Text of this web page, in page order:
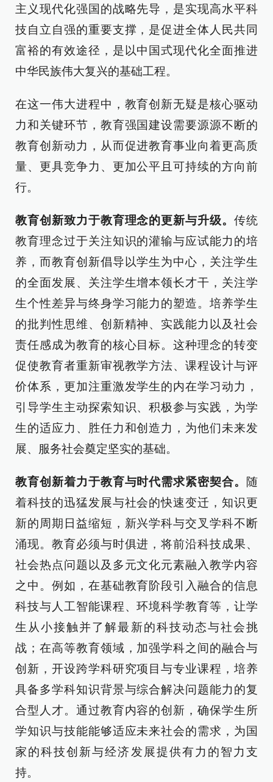
主义现代化强国的战略先导，是实现高水平科
技自立自强的重要支撑，是促进全体人民共同
富裕的有效途径，是以中国式现代化全面推进
中华民族伟大复兴的基础工程。
在这一伟大进程中，教育创新无疑是核心驱动
力和关键环节，教育强国建设需要源源不断的
教育创新动力，从而促进教育事业向着更高质
量、更具竞争力、更加公平且可持续的方向前
行。
教育创新致力于教育理念的更新与升级。传统
教育理念过于关注知识的灌输与应试能力的培
养，而教育创新倡导以学生为中心，关注学生
的全面发展、关注学生增本领长才干，关注学
生个性差异与终身学习能力的塑造。培养学生
的批判性思维、创新精神、实践能力以及社会
责任感成为教育的核心目标。这种理念的转变
促使教育者重新审视教学方法、课程设计与评
价体系，更加注重激发学生的内在学习动力，
引导学生主动探索知识、积极参与实践，为学
生的适应力、胜任力和创造力，为他们未来发
展、服务社会奠定坚实的基础。
教育创新着力于教育与时代需求紧密契合。 随
着科技的迅猛发展与社会的快速变迁，知识更
新的周期日益缩短，新兴学科与交叉学科不断
涌现。教育必须与时俱进，将前沿科技成果、
社会热点问题以及多元文化元素融入教学内容
之中。例如，在基础教育阶段引入融合的信息
科技与人工智能课程、环境科学教育等，让学
生从小接触并了解最新的科技动态与社会挑
战；在高等教育领域，加强学科之间的融合与
创新，开设跨学科研究项目与专业课程，培养
具备多学科知识背景与综合解决问题能力的复
合型人才。通过教育内容的创新，确保学生所
学知识与技能能够适应未来社会的需求，为国
家的科技创新与经济发展提供有力的智力支
持。